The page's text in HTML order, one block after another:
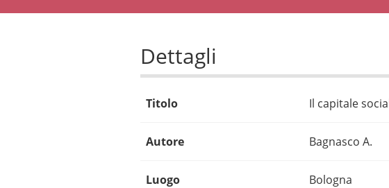
Dettagli
Titolo Il capitale
Autore Bagnasco A.
Luogo Bologna